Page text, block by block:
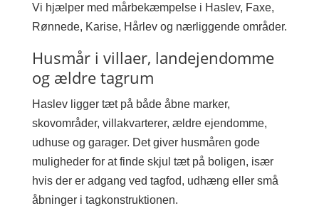
Vi hjælper med mårbekæmpelse i Haslev, Faxe,
Rønnede, Karise, Hårlev og nærliggende områder.
Husmår i villaer, landejendomme
og ældre tagrum
Haslev ligger tæt på både åbne marker,
skovområder, villakvarterer, ældre ejendomme,
udhuse og garager. Det giver husmåren gode
muligheder for at finde skjul tæt på boligen, især
hvis der er adgang ved tagfod, udhæng eller små
åbninger i tagkonstruktionen.